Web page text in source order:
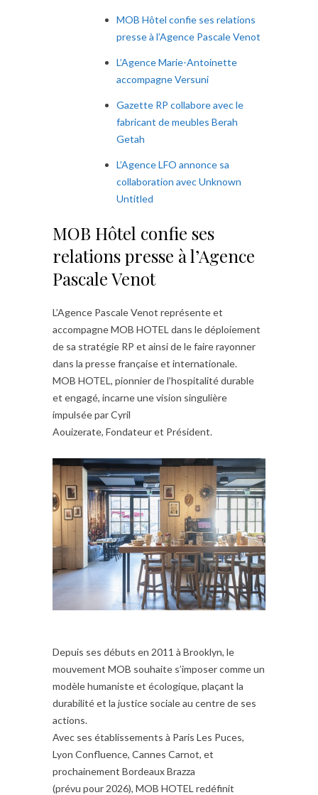
MOB Hôtel confie ses relations
presse à l’Agence Pascale Venot
L’Agence Marie-Antoinette
accompagne Versuni
Gazette RP collabore avec le
fabricant de meubles Berah
Getah
L’Agence LFO annonce sa
collaboration avec Unknown
Untitled
MOB Hôtel confie ses
relations presse à l’Agence
Pascale Venot
L’Agence Pascale Venot représente et
accompagne MOB HOTEL dans le déploiement
de sa stratégie RP et ainsi de le faire rayonner
dans la presse française et internationale.
MOB HOTEL, pionnier de l’hospitalité durable
et engagé, incarne une vision singulière
impulsée par Cyril
Aouizerate, Fondateur et Président.
Depuis ses débuts en 2011 à Brooklyn, le
mouvement MOB souhaite s’imposer comme un
modèle humaniste et écologique, plaçant la
durabilité et la justice sociale au centre de ses
actions.
Avec ses établissements à Paris Les Puces,
Lyon Confluence, Cannes Carnot, et
prochainement Bordeaux Brazza
(prévu pour 2026), MOB HOTEL redéfinit